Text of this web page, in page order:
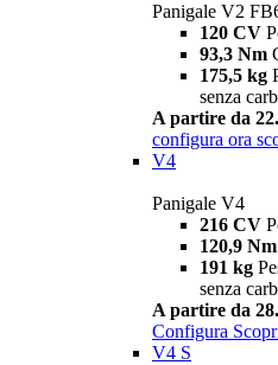
Panigale V2
120 CV
93,3 Nm
175,5 kg
senza
A partire da
configura ora
V4
Panigale V4
216 CV
120,9 Nm
191 kg
senza
A partire da
Configura
V4 S